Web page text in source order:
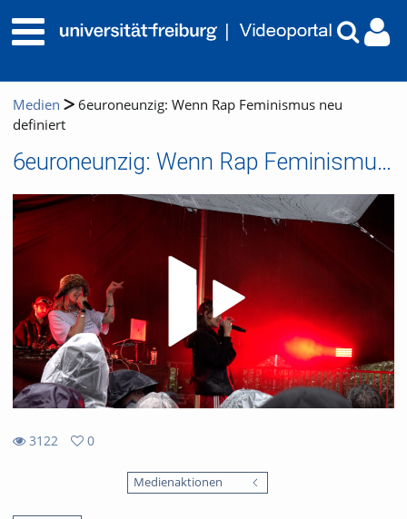
Medien
6euroneunzig: Wenn Rap Feminismus neu
definiert
6euroneunzig: Wenn Rap Feminismus neu definiert
3122
0
Medienaktionen